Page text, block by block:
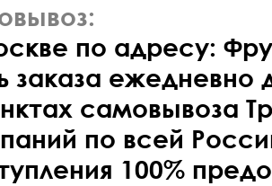
по адресу:
заказа ежедневно
самовывоза
по всей
100%